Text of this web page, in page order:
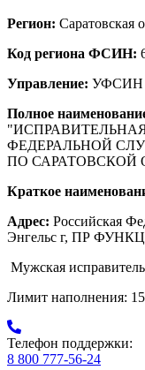
Регион: Саратовская
Код региона ФСИН:
Управление: УФСИН
Полное
ФЕДЕРАЛЬНОЙ
ПО САРАТОВСКОЙ
Краткое
Адрес: Российская
Энгельс г, ПР
Мужская
Лимит наполнения:
Телефон поддержки:
8 800 777-56-24